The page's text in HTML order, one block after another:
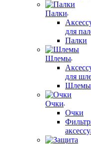
Палки
для
Палки
Шлемы
для
Шлемы
Очки
Очки